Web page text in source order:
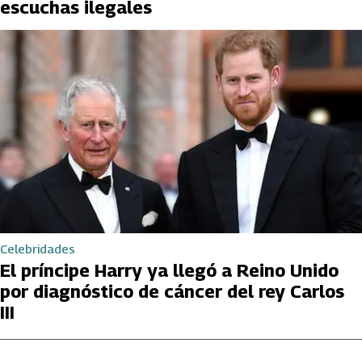
escuchas ilegales
Celebridades
El príncipe Harry ya llegó a Reino Unido
por diagnóstico de cáncer del rey Carlos
III